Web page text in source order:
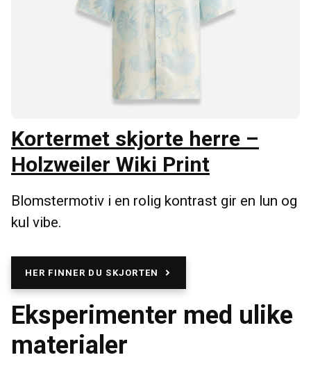
Kortermet skjorte herre –
Holzweiler Wiki Print
Blomstermotiv i en rolig kontrast gir en lun og
kul vibe.
HER FINNER DU SKJORTEN
Eksperimenter med ulike
materialer